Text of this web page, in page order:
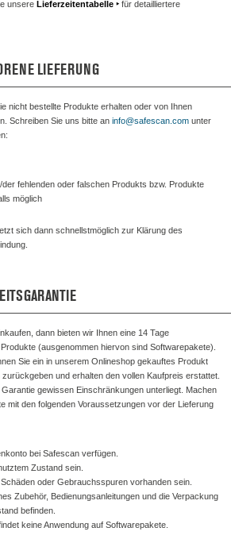
unsere Lieferzeitentabelle ‣ für detailliertere
LIEFERUNG
nicht bestellte Produkte erhalten oder von Ihnen
Schreiben Sie uns bitte an info@safescan.com unter
fehlenden oder falschen Produkts bzw. Produkte
möglich
sich dann schnellstmöglich zur Klärung des
dann bieten wir Ihnen eine 14 Tage
(ausgenommen hiervon sind Softwarepakete).
Sie ein in unserem Onlineshop gekauftes Produkt
und erhalten den vollen Kaufpreis erstattet.
gewissen Einschränkungen unterliegt. Machen
mit den folgenden Voraussetzungen vor der Lieferung
bei Safescan verfügen.
Zustand sein.
oder Gebrauchsspuren vorhanden sein.
Zubehör, Bedienungsanleitungen und die Verpackung
befinden.
keine Anwendung auf Softwarepakete.